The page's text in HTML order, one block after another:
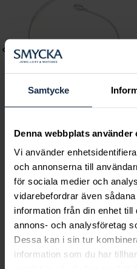
Samtycke
Denna webbplats använder
Vi använder
och annonserna till
för sociala medier och
vidarebefordrar även
information från din enhet
annons- och analysföretag
Dessa kan i sin tur
information som du har
Lily and Rose
Ivory
Pris:349 kr
349 kr
Smycka tar